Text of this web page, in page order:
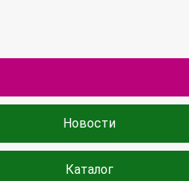
Новости
Каталог